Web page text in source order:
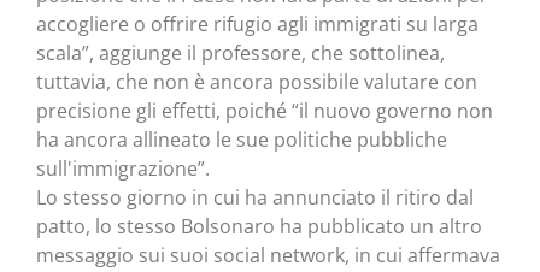
accogliere o offrire rifugio agli immigrati su larga
scala”, aggiunge il professore, che sottolinea,
tuttavia, che non è ancora possibile valutare con
precisione gli effetti, poiché “il nuovo governo non
ha ancora allineato le sue politiche pubbliche
sull'immigrazione”.
Lo stesso giorno in cui ha annunciato il ritiro dal
patto, lo stesso Bolsonaro ha pubblicato un altro
messaggio sui suoi social network, in cui affermava